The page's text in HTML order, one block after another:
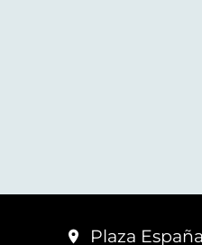
Plaza